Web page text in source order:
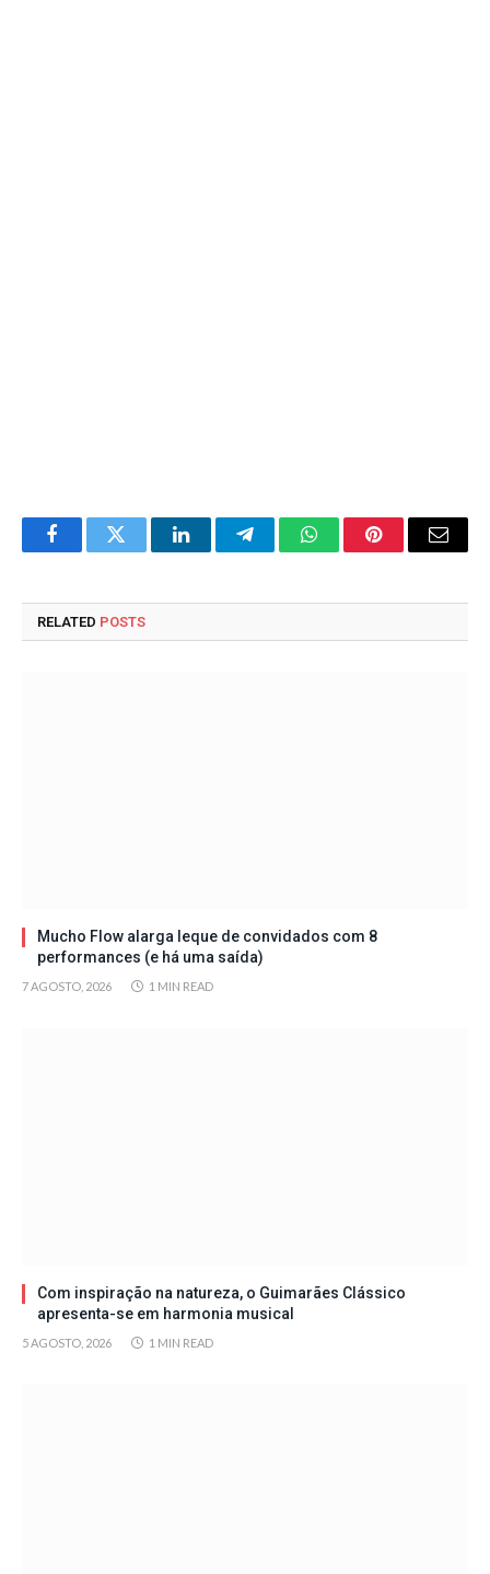
FacebookTwitter LinkedInTelegramWhatsAppPinterestEmail
RELATED POSTS
Mucho Flow alarga leque de convidados com 8
performances (e há uma saída)
7 AGOSTO, 2026 1 MIN READ
Com inspiração na natureza, o Guimarães Clássico
apresenta-se em harmonia musical
5 AGOSTO, 2026 1 MIN READ